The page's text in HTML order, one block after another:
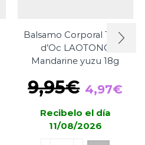
Balsamo Corporal Terre
d’Oc LAOTONG
Mandarine yuzu 18g
9,95€
El
original
4,97€
Recibelo el día
11/08/2026